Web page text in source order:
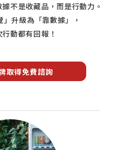
不是收藏品，而是行動力。
升級為「靠數據」，
動都有回報！
取得免費諮詢